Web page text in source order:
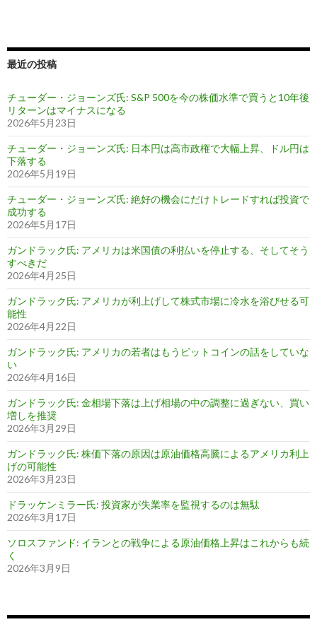
最近の投稿
チューダー・ジョーンズ氏: S&P 500を今の株価水準で買うと10年後
リターンはマイナスになる
2026年5月23日
チューダー・ジョーンズ氏: 日本円は高市政権で大幅上昇、ドル円は
下落する
2026年5月19日
チューダー・ジョーンズ氏: 絶好の機会にだけトレードすれば投資で
成功する
2026年5月17日
ガンドラック氏: アメリカは米国債の利払いを停止する、そしてそう
すべきだ
2026年4月25日
ガンドラック氏: アメリカが利上げして株式市場に冷水を浴びせる可
能性
2026年4月22日
ガンドラック氏: アメリカの若者はもうビットコインの話をしていな
い
2026年4月16日
ガンドラック氏: 金相場下落は上げ相場の中の調整に過ぎない、買い
増しを推奨
2026年3月29日
ガンドラック氏: 株価下落の原因は原油価格高騰によるアメリカ利上
げの可能性
2026年3月23日
ドラッケンミラー氏: 投資家が失業率を監視するのは無駄
2026年3月17日
ソロスファンド: イランとの戦争による原油価格上昇はこれからも続
く
2026年3月9日